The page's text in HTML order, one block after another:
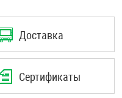
Доставка
Сертификаты